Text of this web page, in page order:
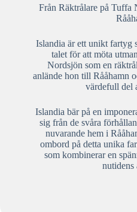
Från Räktrålare på
Islandia är ett unikt fartyg
talet för att möta
Nordsjön som en
anlände hon till Rååhamn
värdefull del
Islandia bär på en
sig från de svåra
nuvarande hem i
ombord på detta unika
som kombinerar en
nutidens